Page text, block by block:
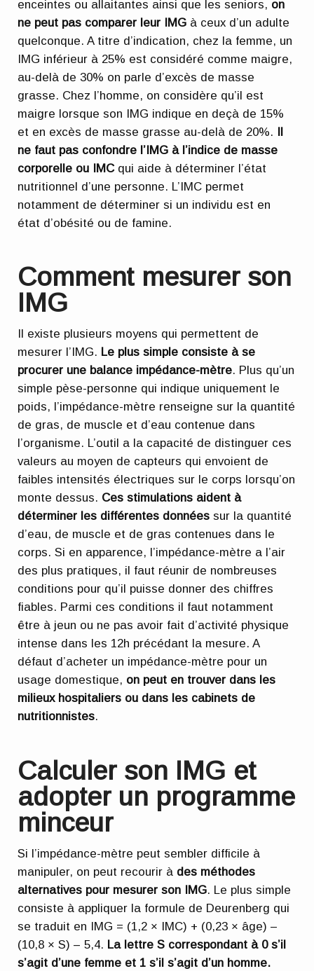
enceintes ou allaitantes ainsi que les seniors, on
ne peut pas comparer leur IMG à ceux d’un adulte
quelconque. A titre d’indication, chez la femme, un
IMG inférieur à 25% est considéré comme maigre,
au-delà de 30% on parle d’excès de masse
grasse. Chez l’homme, on considère qu’il est
maigre lorsque son IMG indique en deçà de 15%
et en excès de masse grasse au-delà de 20%. Il
ne faut pas confondre l’IMG à l’indice de masse
corporelle ou IMCqui aide à déterminer l’état
nutritionnel d’une personne. L’IMC permet
notamment de déterminer si un individu est en
état d’obésité ou de famine.
Comment mesurer son
IMG
Il existe plusieurs moyens qui permettent de
mesurer l’IMG. Le plus simple consiste à se
procurer une balance impédance-mètre. Plus qu’un
simple pèse-personne qui indique uniquement le
poids, l’impédance-mètre renseigne sur la quantité
de gras, de muscle et d’eau contenue dans
l’organisme. L’outil a la capacité de distinguer ces
valeurs au moyen de capteurs qui envoient de
faibles intensités électriques sur le corps lorsqu’on
monte dessus. Ces stimulations aident à
déterminer les différentes données sur la quantité
d’eau, de muscle et de gras contenues dans le
corps. Si en apparence, l’impédance-mètre a l’air
des plus pratiques, il faut réunir de nombreuses
conditions pour qu’il puisse donner des chiffres
fiables. Parmi ces conditions il faut notamment
être à jeun ou ne pas avoir fait d’activité physique
intense dans les 12h précédant la mesure. A
défaut d’acheter un impédance-mètre pour un
usage domestique, on peut en trouver dans les
milieux hospitaliers ou dans les cabinets de
nutritionnistes.
Calculer son IMG et
adopter un programme
minceur
Si l’impédance-mètre peut sembler difficile à
manipuler, on peut recourir à des méthodes
alternatives pour mesurer son IMG. Le plus simple
consiste à appliquer la formule de Deurenberg qui
se traduit en IMG = (1,2 × IMC) + (0,23 × âge) –
(10,8 × S) – 5,4. La lettre S correspondant à 0 s’il
s’agit d’une femme et 1 s’il s’agit d’un homme.